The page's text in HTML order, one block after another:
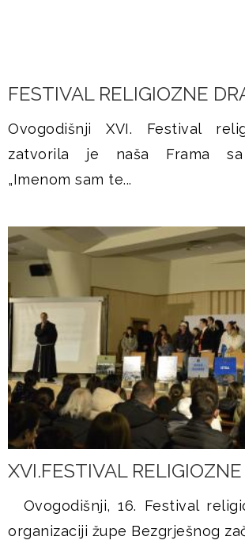
FESTIVAL RELIGIOZNE
Ovogodišnji XVI. Festival
zatvorila je naša Frama sa
„Imenom sam te...
XVI.FESTIVAL
Ovogodišnji, 16. Festival
organizaciji župe Bezgrješnog